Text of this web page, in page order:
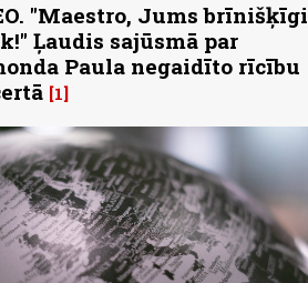
"Maestro, Jums brīnišķīgi
Ļaudis sajūsmā par
Paula negaidīto rīcību
1